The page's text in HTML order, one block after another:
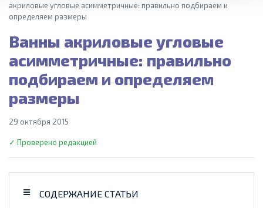
акриловые угловые асимметричные: правильно подбираем и
определяем размеры
Ванны акриловые угловые
асимметричные: правильно
подбираем и определяем
размеры
29 октября 2015
✓ Проверено редакцией
СОДЕРЖАНИЕ СТАТЬИ